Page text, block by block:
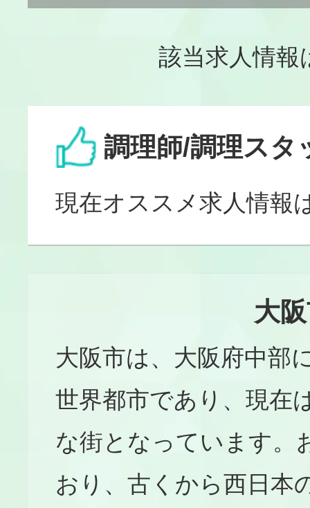
該当求人情
調理師/調理スタ
現在オススメ求人情報
大
大阪市は、大阪府中部
世界都市であり、現在
な街となっています。
おり、古くから西日本